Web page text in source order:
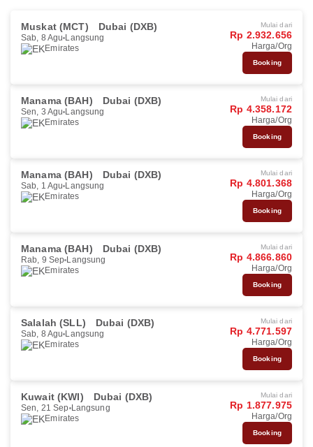
Muskat (MCT) Dubai (DXB)
Sab, 8 Agu Langsung
Emirates
Mulai dari
Rp 2.932.656
Harga/Org
Booking
Manama (BAH) Dubai (DXB)
Sen, 3 Agu Langsung
Emirates
Mulai dari
Rp 4.358.172
Harga/Org
Booking
Manama (BAH) Dubai (DXB)
Sab, 1 Agu Langsung
Emirates
Mulai dari
Rp 4.801.368
Harga/Org
Booking
Manama (BAH) Dubai (DXB)
Rab, 9 Sep Langsung
Emirates
Mulai dari
Rp 4.866.860
Harga/Org
Booking
Salalah (SLL) Dubai (DXB)
Sab, 8 Agu Langsung
Emirates
Mulai dari
Rp 4.771.597
Harga/Org
Booking
Kuwait (KWI) Dubai (DXB)
Sen, 21 Sep Langsung
Emirates
Mulai dari
Rp 1.877.975
Harga/Org
Booking